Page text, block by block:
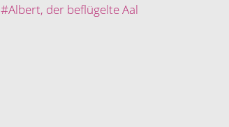
#Albert, der beflügelte Aal